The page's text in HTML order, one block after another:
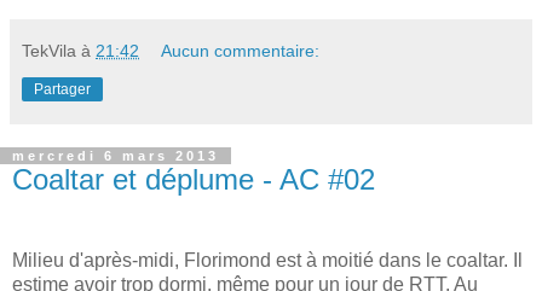
TekVila à 21:42 Aucun commentaire:
Partager
mercredi 6 mars 2013
Coaltar et déplume - AC #02
Milieu d'après-midi, Florimond est à moitié dans le coaltar. Il
estime avoir trop dormi, même pour un jour de RTT. Au